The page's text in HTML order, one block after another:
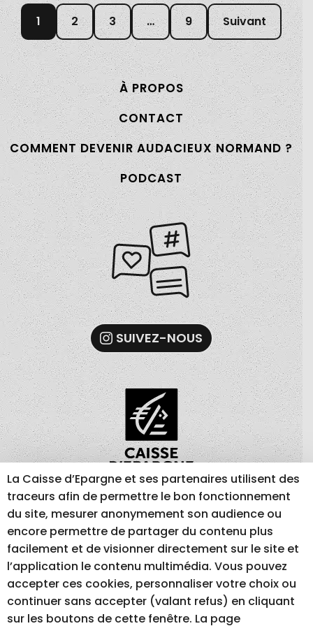
1 2 3 … 9 Suivant
À PROPOS
CONTACT
COMMENT DEVENIR AUDACIEUX NORMAND ?
PODCAST
SUIVEZ-NOUS
MENTIONS LÉGALES
GESTION DES COOKIES
ACCESSIBILITÉ – NON CONFORME
RÉALISATION DU SITE INTERNET
La Caisse d’Epargne et ses partenaires utilisent des
traceurs afin de permettre le bon fonctionnement
du site, mesurer anonymement son audience ou
encore permettre de partager du contenu plus
facilement et de visionner directement sur le site et
l’application le contenu multimédia. Vous pouvez
accepter ces cookies, personnaliser votre choix ou
continuer sans accepter (valant refus) en cliquant
sur les boutons de cette fenêtre. La page